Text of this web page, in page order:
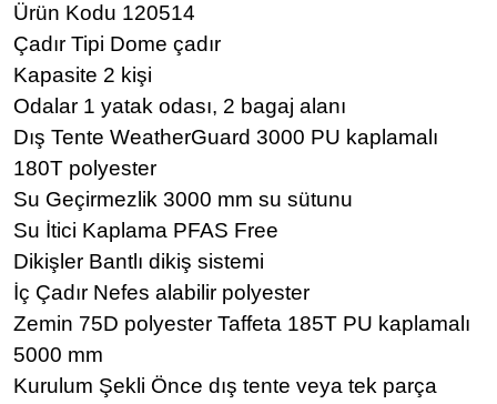
Ürün Kodu 120514
Çadır Tipi Dome çadır
Kapasite 2 kişi
Odalar 1 yatak odası, 2 bagaj alanı
Dış Tente WeatherGuard 3000 PU kaplamalı
180T polyester
Su Geçirmezlik 3000 mm su sütunu
Su İtici Kaplama PFAS Free
Dikişler Bantlı dikiş sistemi
İç Çadır Nefes alabilir polyester
Zemin 75D polyester Taffeta 185T PU kaplamalı
5000 mm
Kurulum Şekli Önce dış tente veya tek parça